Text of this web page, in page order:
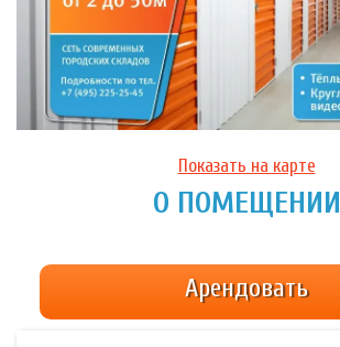
Показать на карте
О ПОМЕЩЕНИИ
Арендовать